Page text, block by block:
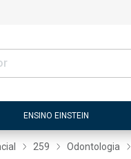
ENSINO EINSTEIN
259 Odontologia